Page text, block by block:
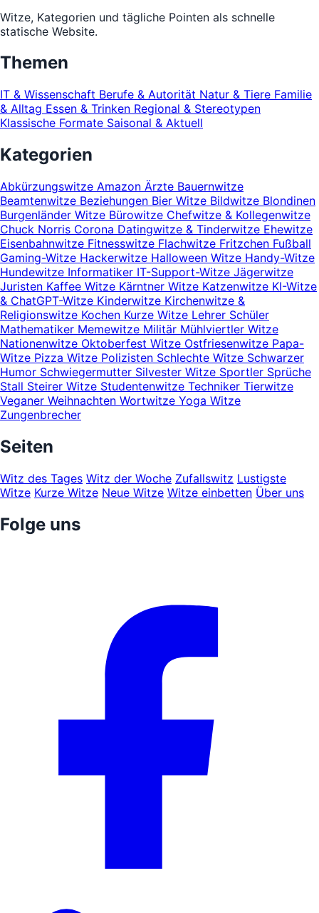
Witze, Kategorien und tägliche Pointen als schnelle
statische Website.
Themen
IT & Wissenschaft Berufe & Autorität Natur & Tiere Familie
& Alltag Essen & Trinken Regional & Stereotypen
Klassische Formate Saisonal & Aktuell
Kategorien
Abkürzungswitze Amazon Ärzte Bauernwitze
Beamtenwitze Beziehungen Bier Witze Bildwitze Blondinen
Burgenländer Witze Bürowitze Chefwitze & Kollegenwitze
Chuck Norris Corona Datingwitze & Tinderwitze Ehewitze
Eisenbahnwitze Fitnesswitze Flachwitze Fritzchen Fußball
Gaming-Witze Hackerwitze Halloween Witze Handy-Witze
Hundewitze Informatiker IT-Support-Witze Jägerwitze
Juristen Kaffee Witze Kärntner Witze Katzenwitze KI-Witze
& ChatGPT-Witze Kinderwitze Kirchenwitze &
Religionswitze Kochen Kurze Witze Lehrer Schüler
Mathematiker Memewitze Militär Mühlviertler Witze
Nationenwitze Oktoberfest Witze Ostfriesenwitze Papa-
Witze Pizza Witze Polizisten Schlechte Witze Schwarzer
Humor Schwiegermutter Silvester Witze Sportler Sprüche
Stall Steirer Witze Studentenwitze Techniker Tierwitze
Veganer Weihnachten Wortwitze Yoga Witze
Zungenbrecher
Seiten
Witz des Tages Witz der Woche Zufallswitz Lustigste
Witze Kurze Witze Neue Witze Witze einbetten Über uns
Folge uns